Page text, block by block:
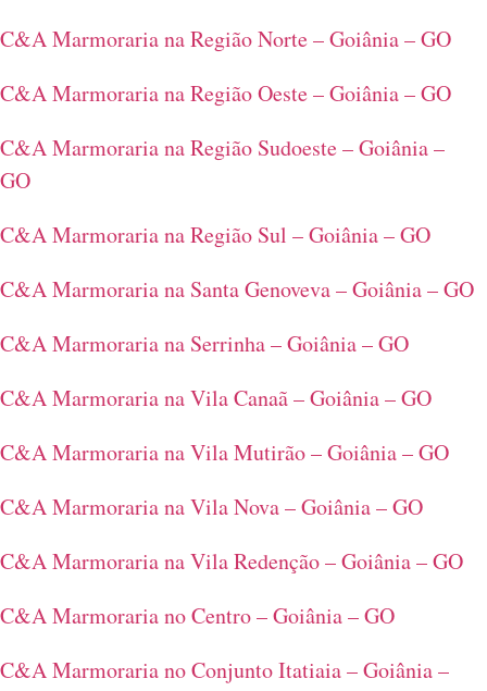
C&A Marmoraria na Região Norte – Goiânia – GO
C&A Marmoraria na Região Oeste – Goiânia – GO
C&A Marmoraria na Região Sudoeste – Goiânia –
GO
C&A Marmoraria na Região Sul – Goiânia – GO
C&A Marmoraria na Santa Genoveva – Goiânia – GO
C&A Marmoraria na Serrinha – Goiânia – GO
C&A Marmoraria na Vila Canaã – Goiânia – GO
C&A Marmoraria na Vila Mutirão – Goiânia – GO
C&A Marmoraria na Vila Nova – Goiânia – GO
C&A Marmoraria na Vila Redenção – Goiânia – GO
C&A Marmoraria no Centro – Goiânia – GO
C&A Marmoraria no Conjunto Itatiaia – Goiânia –